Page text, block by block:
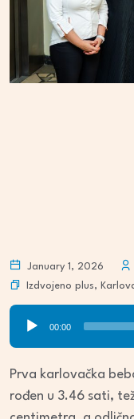
January 1, 2026
Izdvojeno plus,
Audio
Player
00:00
Prva karlovačka
rođen u 3.46 sati,